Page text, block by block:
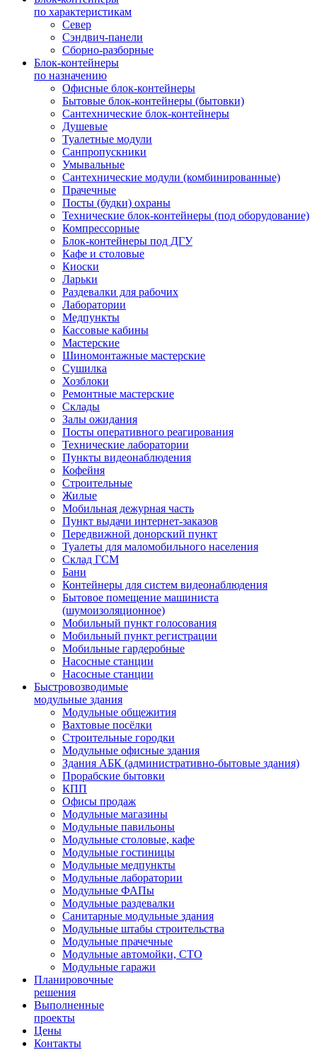
по характеристикам
Север
Сэндвич-панели
Сборно-разборные
Блок-контейнеры
по назначению
Офисные блок-контейнеры
Бытовые блок-контейнеры (бытовки)
Сантехнические блок-контейнеры
Душевые
Туалетные модули
Санпропускники
Умывальные
Сантехнические модули (комбинированные)
Прачечные
Посты (будки) охраны
Технические блок-контейнеры (под оборудование)
Компрессорные
Блок-контейнеры под ДГУ
Кафе и столовые
Киоски
Ларьки
Раздевалки для рабочих
Лаборатории
Медпункты
Кассовые кабины
Мастерские
Шиномонтажные мастерские
Сушилка
Хозблоки
Ремонтные мастерские
Склады
Залы ожидания
Посты оперативного реагирования
Технические лаборатории
Пункты видеонаблюдения
Кофейня
Строительные
Жилые
Мобильная дежурная часть
Пункт выдачи интернет-заказов
Передвижной донорский пункт
Туалеты для маломобильного населения
Склад ГСМ
Бани
Контейнеры для систем видеонаблюдения
Бытовое помещение машиниста
(шумоизоляционное)
Мобильный пункт голосования
Мобильный пункт регистрации
Мобильные гардеробные
Насосные станции
Насосные станции
Быстровозводимые
модульные здания
Модульные общежития
Вахтовые посёлки
Строительные городки
Модульные офисные здания
Здания АБК (административно-бытовые здания)
Прорабские бытовки
КПП
Офисы продаж
Модульные магазины
Модульные павильоны
Модульные столовые, кафе
Модульные гостиницы
Модульные медпункты
Модульные лаборатории
Модульные ФАПы
Модульные раздевалки
Санитарные модульные здания
Модульные штабы строительства
Модульные прачечные
Модульные автомойки, СТО
Модульные гаражи
Планировочные
решения
Выполненные
проекты
Цены
Контакты